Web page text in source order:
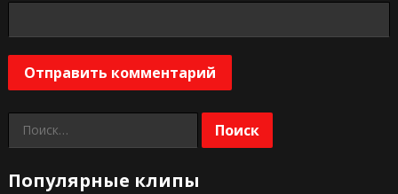
Найти:
Популярные клипы